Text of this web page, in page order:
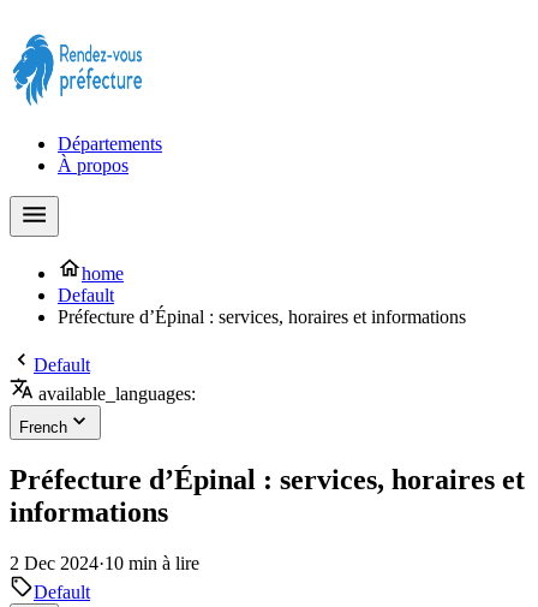
Départements
À propos
home
Default
Préfecture d’Épinal : services, horaires et informations
Default
available_languages:
French
Préfecture d’Épinal : services, horaires et
informations
2 Dec 2024·10 min à lire
Default